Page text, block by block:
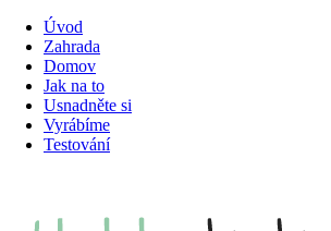
Úvod
Zahrada
Domov
Jak na to
Usnadněte si
Vyrábíme
Testování